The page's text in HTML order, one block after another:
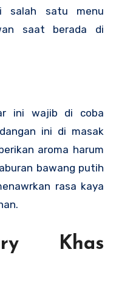
salah satu menu
saat berada di
ini wajib di coba
ini di masak
aroma harum
bawang putih
rasa kaya
Khas